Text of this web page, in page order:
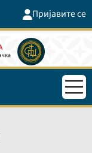
Пријавите се